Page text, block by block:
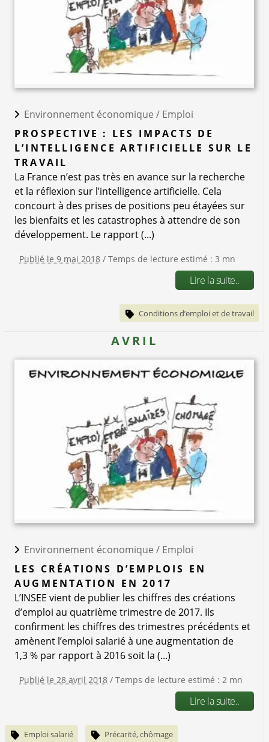
Environnement économique / Emploi
PROSPECTIVE : LES IMPACTS DE
L’INTELLIGENCE ARTIFICIELLE SUR LE
TRAVAIL
La France n’est pas très en avance sur la recherche
et la réflexion sur l’intelligence artificielle. Cela
concourt à des prises de positions peu étayées sur
les bienfaits et les catastrophes à attendre de son
développement. Le rapport (...)
Publié le 9 mai 2018 / Temps de lecture estimé : 3 mn
Lire la suite..
Conditions d’emploi et de travail
AVRIL
Environnement économique / Emploi
LES CRÉATIONS D’EMPLOIS EN
AUGMENTATION EN 2017
L’INSEE vient de publier les chiffres des créations
d’emploi au quatrième trimestre de 2017. Ils
confirment les chiffres des trimestres précédents et
amènent l’emploi salarié à une augmentation de
1,3 % par rapport à 2016 soit la (...)
Publié le 28 avril 2018 / Temps de lecture estimé : 2 mn
Lire la suite..
Emploi salarié Précarité, chômage